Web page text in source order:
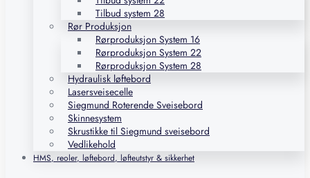
Tilbud system 28
Rør Produksjon
Rørproduksjon System 16
Rørproduksjon System 22
Rørproduksjon System 28
Hydraulisk løftebord
Lasersveisecelle
Siegmund Roterende Sveisebord
Skinnesystem
Skrustikke til Siegmund sveisebord
Vedlikehold
HMS, reoler, løftebord, løfteutstyr & sikkerhet